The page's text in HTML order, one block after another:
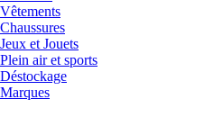
Vêtements
Chaussures
Jeux et Jouets
Plein air et sports
Déstockage
Marques